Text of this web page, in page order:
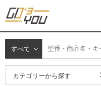
すべて
カテゴリーから探す